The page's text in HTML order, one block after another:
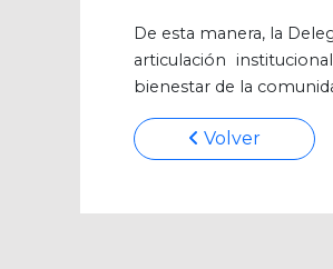
De esta manera, la
articulación
bienestar de la
Volver